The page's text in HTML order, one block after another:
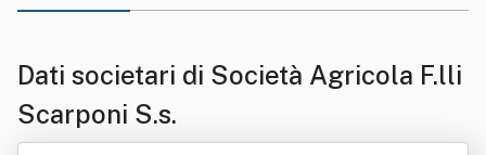
Dati societari di Società Agricola F.lli
Scarponi S.s.